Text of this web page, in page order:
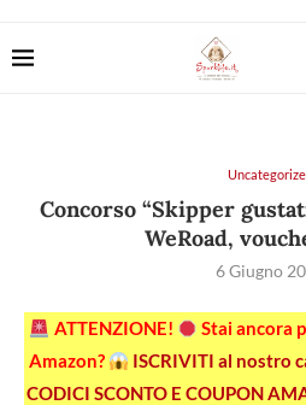
Concorso “Skipper
WeRoad,
6 Giugno
ATTENZIONE!
Stai ancora
Amazon?
ISCRIVITI al nostro
CODICI SCONTO E COUPON